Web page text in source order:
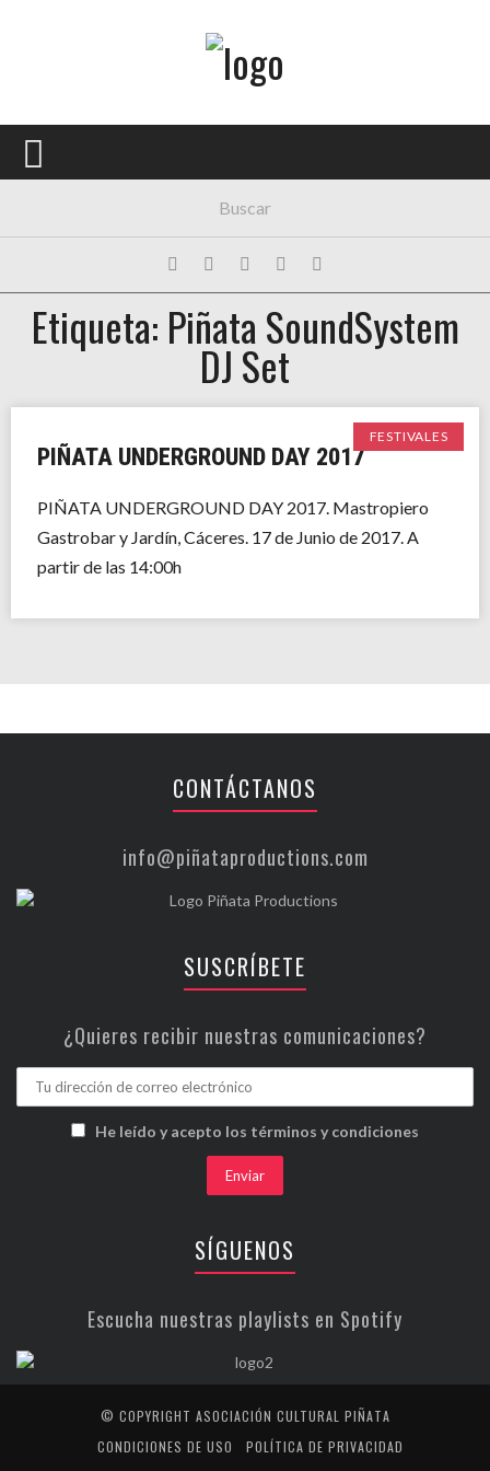
PORTADA
FESTIVALES
EXPOSICIONES
Etiqueta: Piñata SoundSystem
DJ Set
FESTIVALES
PIÑATA UNDERGROUND DAY 2017
PIÑATA UNDERGROUND DAY 2017. Mastropiero
Gastrobar y Jardín, Cáceres. 17 de Junio de 2017. A
partir de las 14:00h
CONTÁCTANOS
info@piñataproductions.com
SUSCRÍBETE
¿Quieres recibir nuestras comunicaciones?
He leído y acepto los términos y condiciones
SÍGUENOS
Escucha nuestras playlists en Spotify
© COPYRIGHT ASOCIACIÓN CULTURAL PIÑATA
CONDICIONES DE USO
POLÍTICA DE PRIVACIDAD